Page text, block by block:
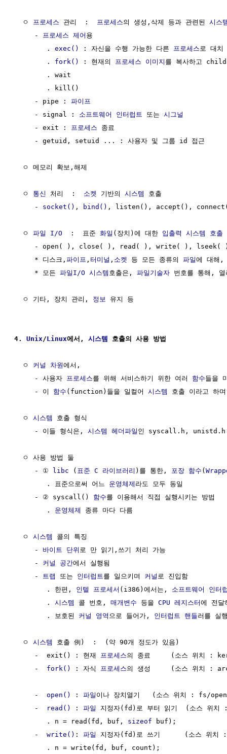
  ㅇ
프로세스 관리  : 프로세스의 생성,삭제 등과 관련된 시스
     -
프로세스 제어 용
        .
exec() : 자신을 수행 가능한 다른 프로세스 로 대
        .
fork() : 현재의 프로세스 이미지 를 복사하고
        . wait
        . kill()
     - pipe :
파이프
     - signal :
소프트웨어 인터럽트 또는 시그널
     - exit :
프로세스 종료
     - getuid, setuid ... : 사용자 및 그룹 id 접근
  ㅇ 메모리 확보,해제
  ㅇ
통신 처리  : 소켓 기반의 시스템
호출
     -
socket() , bind() , listen(), accept(),
  ㅇ
파일 I/O
  :  표준
화일 (장치)에 대한 입출력 시스템 호출
- open( ), close( ), read( ), write( ), lseek(
     * 디스크,
파이프 , 터미널 , 소켓 등 모든 종류의 파일에 대해,
     * 모든
파일I/O 시스템 호출은, 파일기술자 번호를 통해,
  ㅇ 기타, 장치 관리,
정보 유지 등
4. Unix /Linux에서, 시스템 호출의 사용 방법
  ㅇ
커널 차원에서,
     - 사용자
프로세스를 위해 서비스하기 위한 여러 함수들을
     - 이
함수 (function)들을 일컬어 시스템 호출 이라고 하
  ㅇ
시스템
호출 형식
     - 이들 형식은,
시스템 헤더파일 인 syscall.h, unistd.h
  ㅇ 사용 방법 둘
     - ①
libc ( 표준 C 라이브러리 )를 통한, 포장 함수 (
        . 표준으로써 어느
운영체제 라도 모두 동일
     - ② syscall()
함수를 이용해서 직접 실행시키는 방법
        .
운영체제 종류 마다 다름
  ㅇ
시스템
콜의 특징
     -
바이트 단위 로 만 읽기,쓰기 처리 가능
     -
커널 공간에서 실행됨
     -
트랩 또는 인터럽트 를 일으키며 커널 로 진입함
        . 한편,
인텔 프로세서 (i386)에서는, 소프트웨어
인터
        .
시스템 콜 번호, 매개변수 등을 CPU 레지스터에 전달
        . 보호된
커널 영역 으로 들어가, 인터럽트 핸들러를
  ㅇ
시스템
호출 例)  :  (약 90개 정도가 있음)
     -  exit() : 현재
프로세스의 종료     (소스 위치 :
     -
fork() : 자식 프로세스의 생성     (소스 위치 :
     -
open() : 파일 이나 장치열기	  (소스 위치 : fs/open)
     -
read() : 파일
지정자(fd)로 부터 읽기  (소스 위
        . n = read(fd, buf,
sizeof buf);
     -
write() : 파일
지정자(fd)로 쓰기	  (소스 위치 : fs/read_write.c)
        . n = write(fd, buf, count);